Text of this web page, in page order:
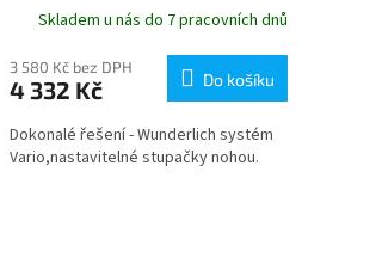
Skladem u nás do 7 pracovních dnů
3 580 Kč bez DPH
4 332 Kč Do košíku
Dokonalé řešení - Wunderlich systém
Vario,nastavitelné stupačky nohou.